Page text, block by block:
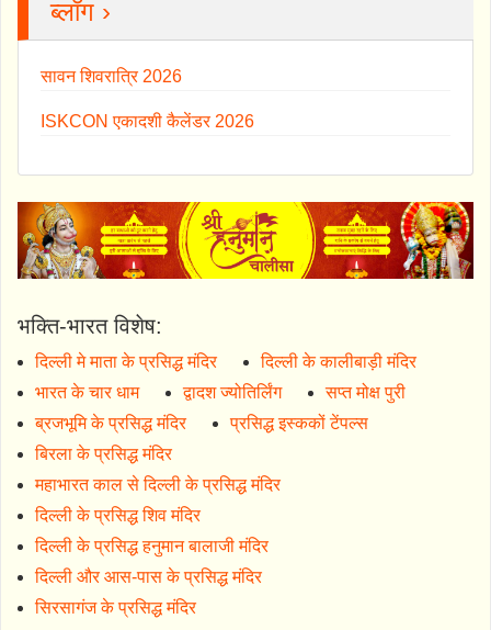
ब्लॉग ›
सावन शिवरात्रि 2026
ISKCON एकादशी कैलेंडर 2026
भक्ति-भारत विशेष:
दिल्ली मे माता के प्रसिद्ध मंदिर
दिल्ली के कालीबाड़ी मंदिर
भारत के चार धाम
द्वादश ज्योतिर्लिंग
सप्त मोक्ष पुरी
ब्रजभूमि के प्रसिद्ध मंदिर
प्रसिद्ध इस्ककों टेंपल्स
बिरला के प्रसिद्ध मंदिर
महाभारत काल से दिल्ली के प्रसिद्ध मंदिर
दिल्ली के प्रसिद्ध शिव मंदिर
दिल्ली के प्रसिद्ध हनुमान बालाजी मंदिर
दिल्ली और आस-पास के प्रसिद्ध मंदिर
सिरसागंज के प्रसिद्ध मंदिर